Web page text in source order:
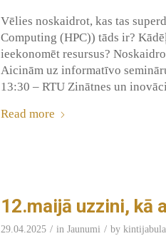
Vēlies noskaidrot, kas tas
Computing (HPC)) tāds ir?
ieekonomēt resursus?
Aicinām uz informatīvo
13:30 – RTU Zinātnes un
Read more
12.maijā uzzini, kā
29.04.2025 / in Jaunumi / by